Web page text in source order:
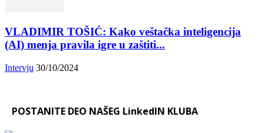
VLADIMIR TOŠIĆ: Kako veštačka inteligencija
(AI) menja pravila igre u zaštiti...
Intervju 30/10/2024
POSTANITE DEO NAŠEG LinkedIN KLUBA